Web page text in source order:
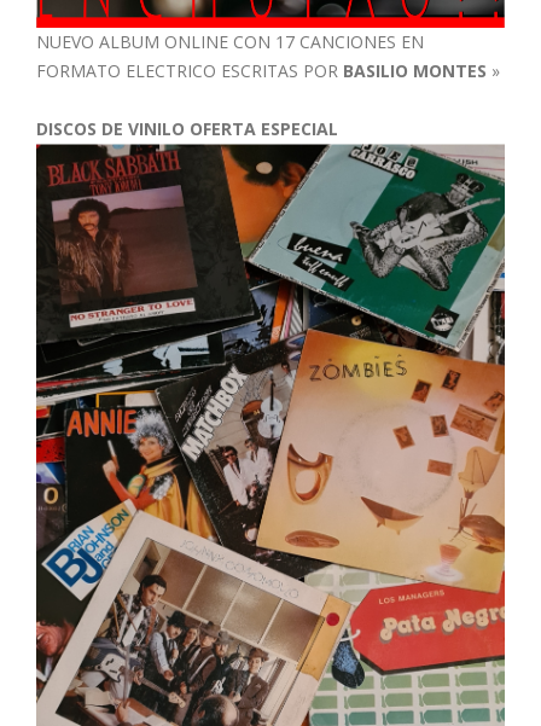
NUEVO ALBUM ONLINE CON 17 CANCIONES EN
FORMATO ELECTRICO ESCRITAS POR BASILIO MONTES »
DISCOS DE VINILO OFERTA ESPECIAL